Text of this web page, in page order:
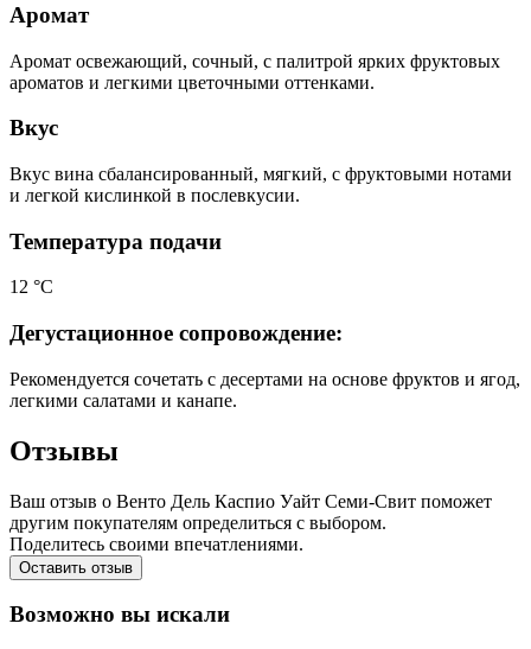
Аромат
Аромат освежающий, сочный, с палитрой ярких фруктовых
ароматов и легкими цветочными оттенками.
Вкус
Вкус вина сбалансированный, мягкий, с фруктовыми нотами
и легкой кислинкой в послевкусии.
Температура подачи
12 °С
Дегустационное сопровождение:
Рекомендуется сочетать с десертами на основе фруктов и ягод,
легкими салатами и канапе.
Отзывы
Ваш отзыв о Венто Дель Каспио Уайт Семи-Свит поможет
другим покупателям определиться с выбором.
Поделитесь своими впечатлениями.
Оставить отзыв
Возможно вы искали